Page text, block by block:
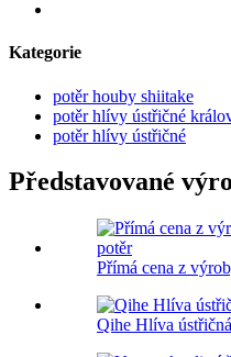
Kategorie
potěr houby shiitake
potěr hlívy ústřičné
potěr hlívy ústřičné
Představované
Přímá cena z
Qihe Hlíva